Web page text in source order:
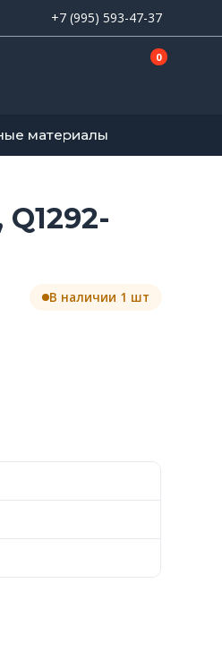
+7 (995) 593-47-37
0
материалы
В наличии 1 шт